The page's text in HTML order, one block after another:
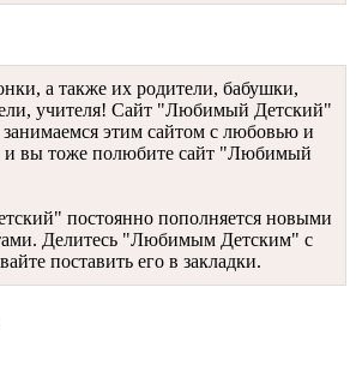
а также их родители, бабушки,
учителя! Сайт "Любимый Детский"
этим сайтом с любовью и
и вы тоже полюбите сайт "Любимый
постоянно пополняется новыми
Делитесь "Любимым Детским" с
поставить его в закладки.